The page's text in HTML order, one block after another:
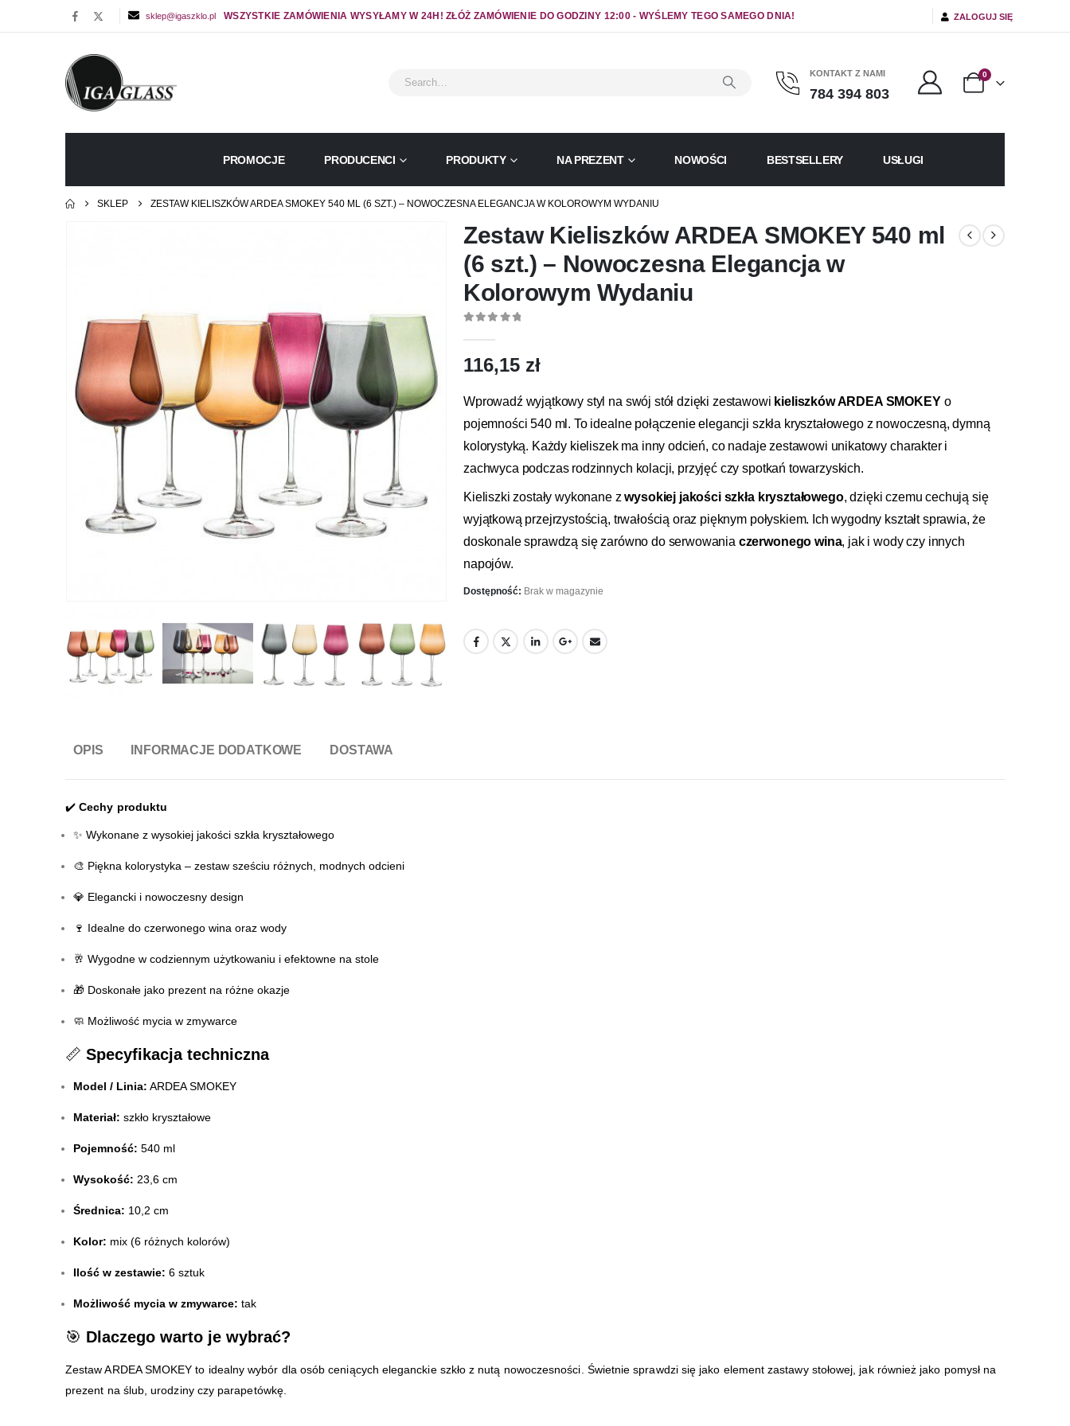
sklep@igaszklo.pl WSZYSTKIE ZAMÓWIENIA WYSYŁAMY W 24H! ZŁÓŻ ZAMÓWIENIE DO GODZINY 12:00 - WYŚLEMY TEGO SAMEGO DNIA! ZALOGUJ SIĘ
KONTAKT Z NAMI
784 394 803
0
PROMOCJE PRODUCENCI PRODUKTY NA PREZENT NOWOŚCI BESTSELLERY USŁUGI
SKLEP ZESTAW KIELISZKÓW ARDEA SMOKEY 540 ML (6 SZT.) – NOWOCZESNA ELEGANCJA W KOLOROWYM WYDANIU
Zestaw Kieliszków ARDEA SMOKEY 540 ml
(6 szt.) – Nowoczesna Elegancja w
Kolorowym Wydaniu
116,15 zł
Wprowadź wyjątkowy styl na swój stół dzięki zestawowi kieliszków ARDEA SMOKEYo
pojemności 540 ml. To idealne połączenie elegancji szkła kryształowego z nowoczesną, dymną
kolorystyką. Każdy kieliszek ma inny odcień, co nadaje zestawowi unikatowy charakter i
zachwyca podczas rodzinnych kolacji, przyjęć czy spotkań towarzyskich.
Kieliszki zostały wykonane zwysokiej jakości szkła kryształowego, dzięki czemu cechują się
wyjątkową przejrzystością, trwałością oraz pięknym połyskiem. Ich wygodny kształt sprawia, że
doskonale sprawdzą się zarówno do serwowania czerwonego wina, jak i wody czy innych
napojów.
Dostępność: Brak w magazynie
OPIS INFORMACJE DODATKOWE DOSTAWA
✔️Cechy produktu
✨ Wykonane z wysokiej jakości szkła kryształowego
🎨 Piękna kolorystyka – zestaw sześciu różnych, modnych odcieni
💎 Elegancki i nowoczesny design
🍷 Idealne do czerwonego wina oraz wody
🥂 Wygodne w codziennym użytkowaniu i efektowne na stole
🎁 Doskonałe jako prezent na różne okazje
🧼 Możliwość mycia w zmywarce
📏 Specyfikacja techniczna
Model / Linia: ARDEA SMOKEY
Materiał: szkło kryształowe
Pojemność: 540 ml
Wysokość: 23,6 cm
Średnica: 10,2 cm
Kolor: mix (6 różnych kolorów)
Ilość w zestawie: 6 sztuk
Możliwość mycia w zmywarce: tak
🎯 Dlaczego warto je wybrać?
Zestaw ARDEA SMOKEY to idealny wybór dla osób ceniących eleganckie szkło z nutą nowoczesności. Świetnie sprawdzi się jako element zastawy stołowej, jak również jako pomysł na
prezent na ślub, urodziny czy parapetówkę.